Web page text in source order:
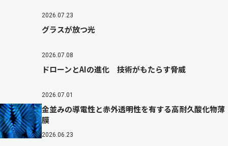
2026.07.23
グラスが放つ光
2026.07.08
ドローンとAIの進化 技術がもたらす脅威
2026.07.01
金並みの導電性と赤外透明性を有する高耐久酸化物薄
膜
2026.06.23